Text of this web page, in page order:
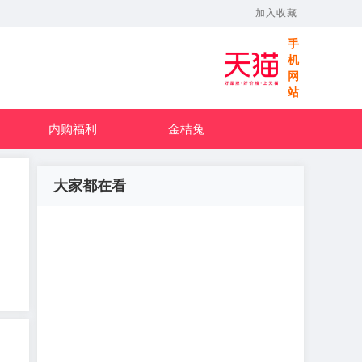
加入收藏
手
机
网
站
内购福利 金桔兔
大家都在看